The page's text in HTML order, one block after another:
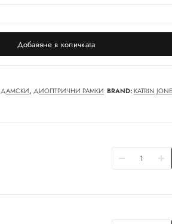
Добавяне в количката
ДАМСКИ, ДИОПТРИЧНИ РАМКИ BRAND: KATRIN